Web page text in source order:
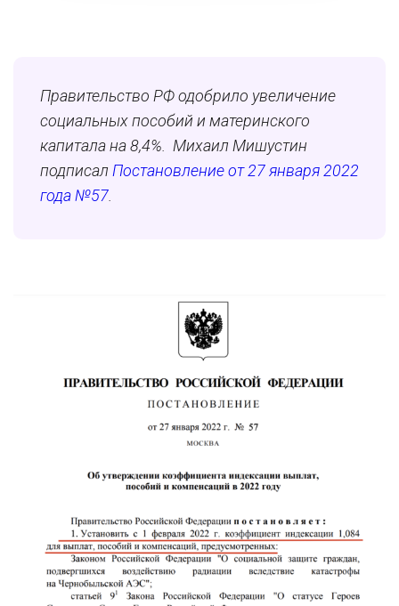
Правительство РФ одобрило увеличение
социальных пособий и материнского
капитала на 8,4%. Михаил Мишустин
подписал Постановление от 27 января 2022
года №57